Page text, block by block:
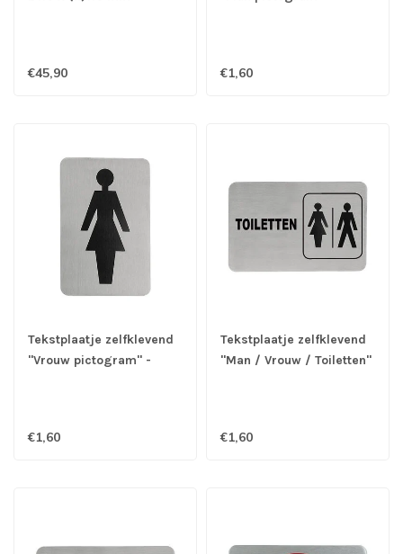
€45,90 €1,60
Tekstplaatje zelfklevend
"Vrouw pictogram" -
€1,60
Tekstplaatje zelfklevend
"Man / Vrouw / Toiletten"
€1,60